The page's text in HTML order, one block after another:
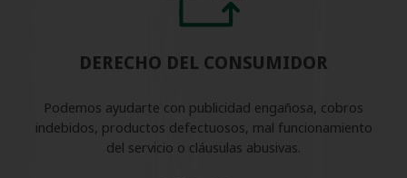
DERECHO DEL CONSUMIDOR
Podemos ayudarte con publicidad engañosa, cobros
indebidos, productos defectuosos, mal funcionamiento
del servicio o cláusulas abusivas.